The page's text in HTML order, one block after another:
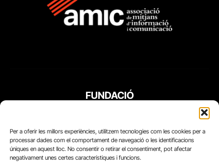
Per a oferir les millors experiències, utilitzem tecnologies com les cookies per a
processar dades com el comportament de navegació o les identificacions
úniques en aquest lloc. No consentir o retirar el consentiment, pot afectar
negativament unes certes característiques i funcions.
FUNDACIÓ